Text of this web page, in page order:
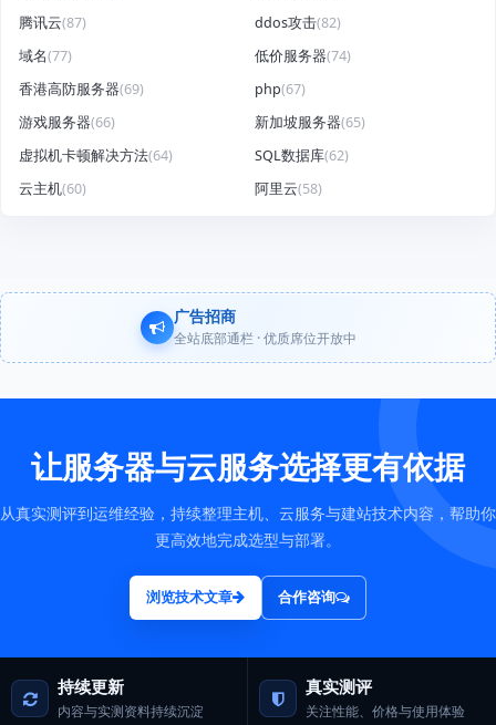
腾讯云(87) ddos攻击(82)
域名(77) 低价服务器(74)
香港高防服务器(69) php(67)
游戏服务器(66) 新加坡服务器(65)
虚拟机卡顿解决方法(64) SQL数据库(62)
云主机(60) 阿里云(58)
广告招商
全站底部通栏 · 优质席位开放中
让服务器与云服务选择更有依据
从真实测评到运维经验，持续整理主机、云服务与建站技术内容，帮助你
更高效地完成选型与部署。
浏览技术文章 合作咨询
持续更新
内容与实测资料持续沉淀
真实测评
关注性能、价格与使用体验